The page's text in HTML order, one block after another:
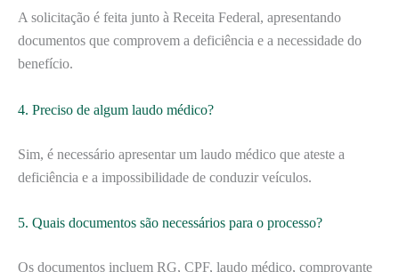
A solicitação é feita junto à Receita Federal, apresentando
documentos que comprovem a deficiência e a necessidade do
benefício.
4. Preciso de algum laudo médico?
Sim, é necessário apresentar um laudo médico que ateste a
deficiência e a impossibilidade de conduzir veículos.
5. Quais documentos são necessários para o processo?
Os documentos incluem RG, CPF, laudo médico, comprovante